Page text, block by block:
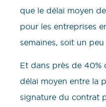
que le délai moyen
pour les entreprises
semaines, soit un
Et dans près de 40%
délai moyen entre la
signature du contrat